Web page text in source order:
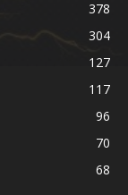
378
304
127
117
96
70
68